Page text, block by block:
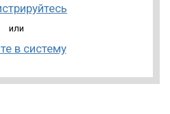
или
в систему